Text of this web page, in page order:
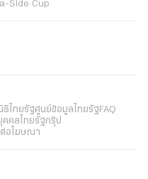
Side Cup
ธิไทยรัฐศูนย์ข้อมูลไทยรัฐ FAQ
คลไทยรัฐกรุ๊ป
อโฆษณา